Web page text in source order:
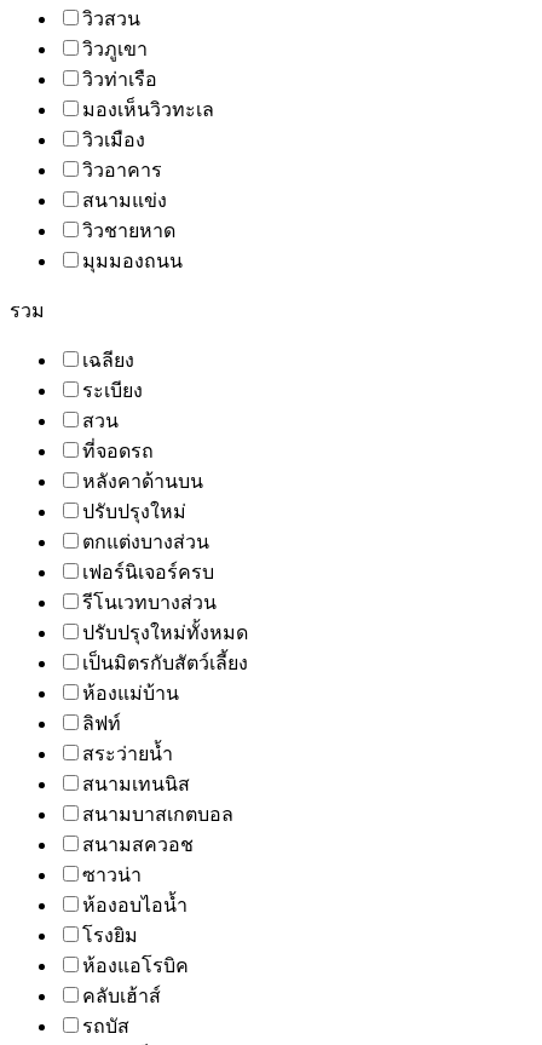
วิวสวน
วิวภูเขา
วิวท่าเรือ
มองเห็นวิวทะเล
วิวเมือง
วิวอาคาร
สนามแข่ง
วิวชายหาด
มุมมองถนน
รวม
เฉลียง
ระเบียง
สวน
ที่จอดรถ
หลังคาด้านบน
ปรับปรุงใหม่
ตกแต่งบางส่วน
เฟอร์นิเจอร์ครบ
รีโนเวทบางส่วน
ปรับปรุงใหม่ทั้งหมด
เป็นมิตรกับสัตว์เลี้ยง
ห้องแม่บ้าน
ลิฟท์
สระว่ายน้ำ
สนามเทนนิส
สนามบาสเกตบอล
สนามสควอช
ซาวน่า
ห้องอบไอน้ำ
โรงยิม
ห้องแอโรบิค
คลับเฮ้าส์
รถบัส